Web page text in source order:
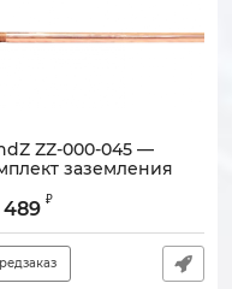
ZZ-000-045 —
заземления
по 3 метра)
120905-00164
489 ₽